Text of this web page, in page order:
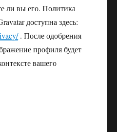
ли вы его. Политика
доступна здесь:
. После одобрения
профиля будет
вашего